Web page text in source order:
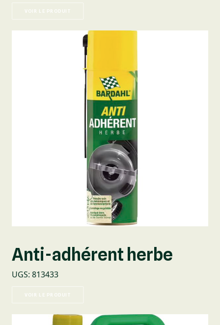
VOIR LE PRODUIT
Anti-adhérent herbe
UGS: 813433
VOIR LE PRODUIT